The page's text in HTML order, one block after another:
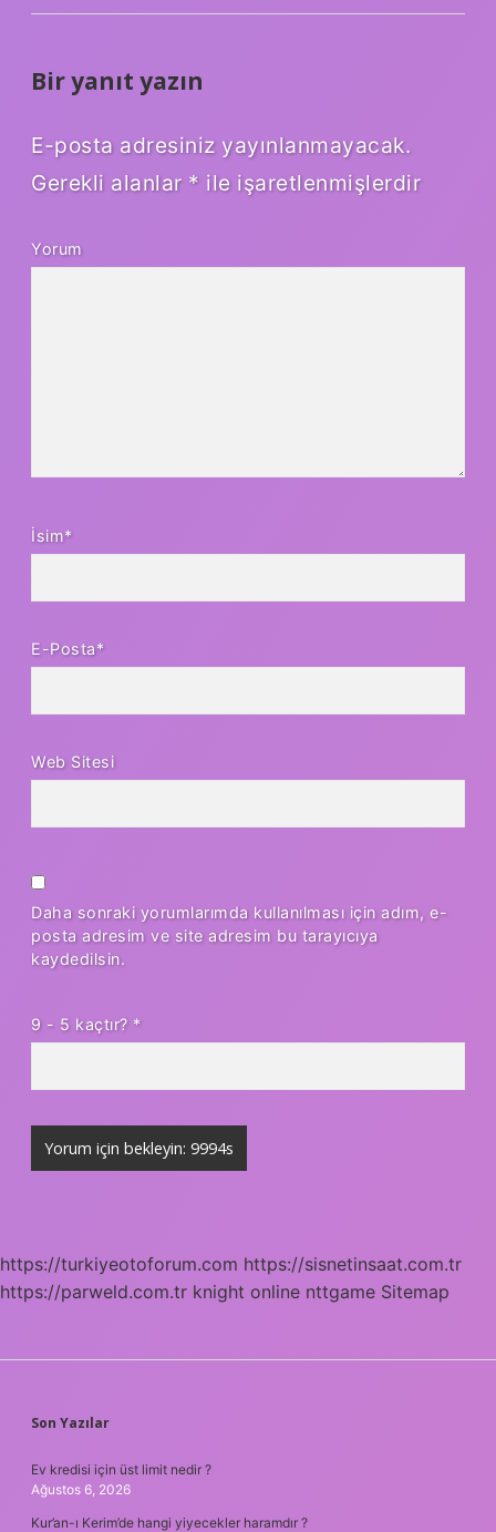
Bir yanıt yazın
E-posta adresiniz yayınlanmayacak.
Gerekli alanlar * ile işaretlenmişlerdir
Yorum
İsim*
E-Posta*
Web Sitesi
Daha sonraki yorumlarımda kullanılması için adım, e-
posta adresim ve site adresim bu tarayıcıya
kaydedilsin.
9 - 5 kaçtır? *
https://turkiyeotoforum.com https://sisnetinsaat.com.tr
https://parweld.com.tr knight online nttgame Sitemap
SIDEBAR
Son Yazılar
Ev kredisi için üst limit nedir ?
Ağustos 6, 2026
Kur’an-ı Kerim’de hangi yiyecekler haramdır ?